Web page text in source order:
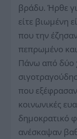
βράδυ. Ήρθε
είτε βιωμένη
που την
πεπρωμένο
Πάνω από δύο
που
κοινωνικές
δημοκρατικό
ανέσκαψαν